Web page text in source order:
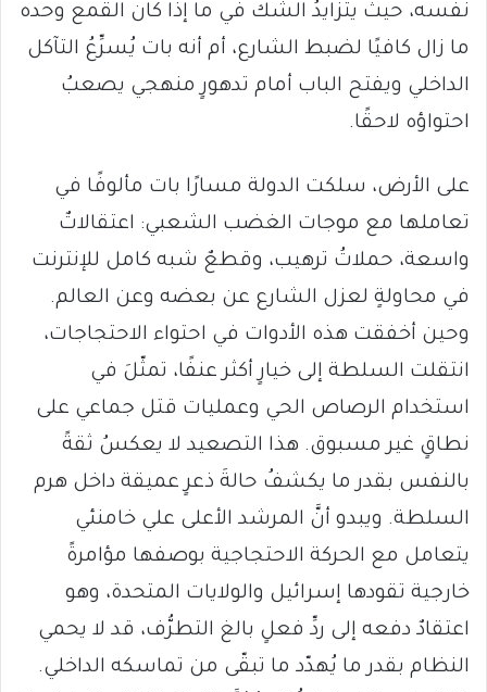
نفسه، حيث يتزايدُ الشك في ما إذا كان القمع وحده
ما زال كافيًا لضبط الشارع، أم أنه بات يُسرِّعُ التآكل
الداخلي ويفتح الباب أمام تدهورٍ منهجي يصعبُ
احتواؤه لاحقًا.
على الأرض، سلكت الدولة مسارًا بات مألوفًا في
تعاملها مع موجات الغضب الشعبي: اعتقالاتٌ
واسعة، حملاتُ ترهيب، وقطعٌ شبه كامل للإنترنت
في محاولةٍ لعزل الشارع عن بعضه وعن العالم.
وحين أخفقت هذه الأدوات في احتواء الاحتجاجات،
انتقلت السلطة إلى خيارٍ أكثر عنفًا، تمثّلَ في
استخدام الرصاص الحي وعمليات قتل جماعي على
نطاقٍ غير مسبوق. هذا التصعيد لا يعكسُ ثقةً
بالنفس بقدر ما يكشفُ حالةَ ذعرٍ عميقة داخل هرم
السلطة. ويبدو أنَّ المرشد الأعلى علي خامنئي
يتعامل مع الحركة الاحتجاجية بوصفها مؤامرةً
خارجية تقودها إسرائيل والولايات المتحدة، وهو
اعتقادٌ دفعه إلى ردِّ فعلٍ بالغ التطرُّف، قد لا يحمي
النظام بقدر ما يُهدّد ما تبقّى من تماسكه الداخلي.